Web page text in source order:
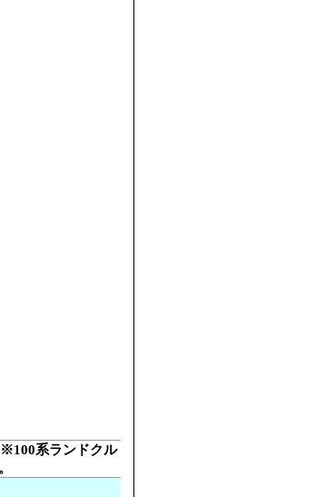
系ランドクル